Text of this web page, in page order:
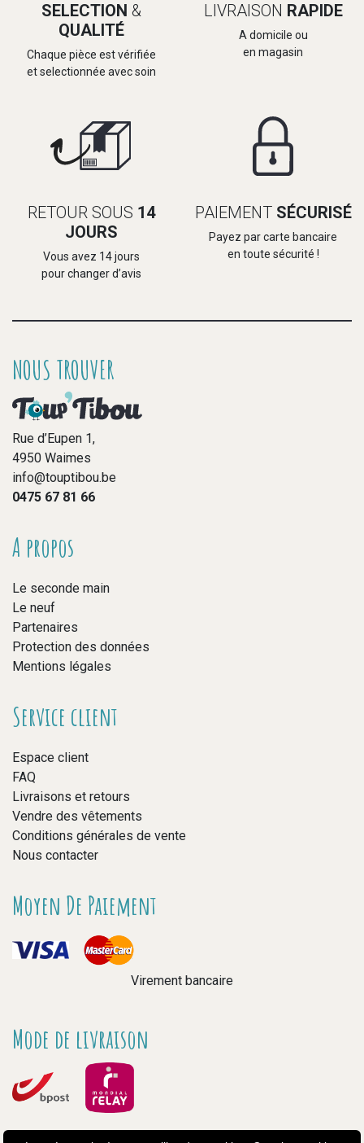
SELECTION &
QUALITÉ
Chaque pièce est vérifiée
et selectionnée avec soin
LIVRAISON RAPIDE
A domicile ou
en magasin
RETOUR SOUS 14
JOURS
Vous avez 14 jours
pour changer d’avis
PAIEMENT SÉCURISÉ
Payez par carte bancaire
en toute sécurité !
NOUS TROUVER
Rue d’Eupen 1,
4950 Waimes
info@touptibou.be
0475 67 81 66
A propos
Le seconde main
Le neuf
Partenaires
Protection des données
Mentions légales
Service client
Espace client
FAQ
Livraisons et retours
Vendre des vêtements
Conditions générales de vente
Nous contacter
Moyen De Paiement
Virement bancaire
Mode de livraison